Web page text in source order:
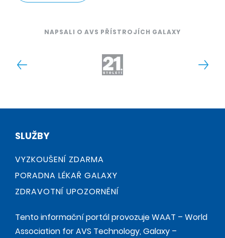
NAPSALI O AVS PŘÍSTROJÍCH GALAXY
SLUŽBY
VYZKOUŠENÍ ZDARMA
PORADNA LÉKAŘ GALAXY
ZDRAVOTNÍ UPOZORNĚNÍ
Tento informační portál provozuje WAAT – World
Association for AVS Technology, Galaxy –